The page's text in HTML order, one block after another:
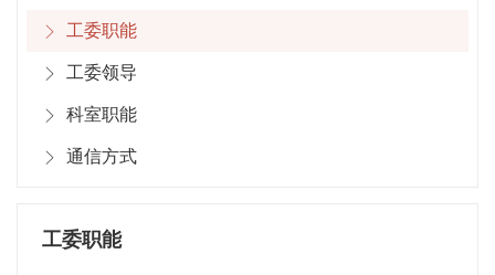
工委职能
工委领导
科室职能
通信方式
工委职能